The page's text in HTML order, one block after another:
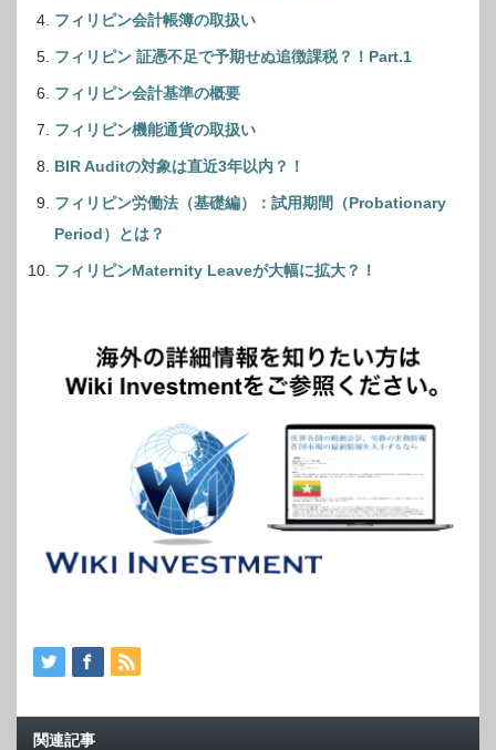
フィリピン会計帳簿の取扱い
フィリピン 証憑不足で予期せぬ追徴課税？！Part.1
フィリピン会計基準の概要
フィリピン機能通貨の取扱い
BIR Auditの対象は直近3年以内？！
フィリピン労働法（基礎編）：試用期間（Probationary
Period）とは？
フィリピンMaternity Leaveが大幅に拡大？！
関連記事